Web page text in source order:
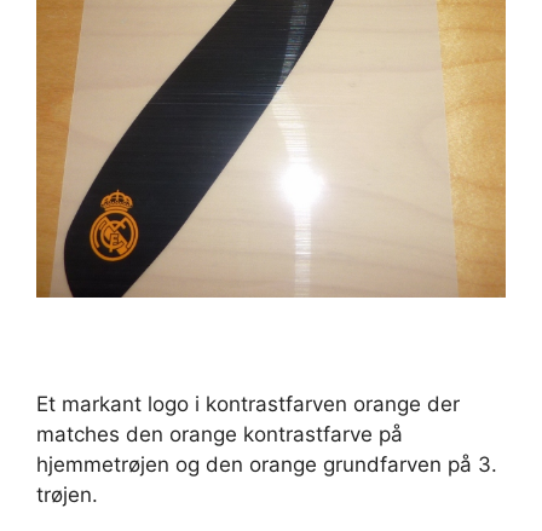
Et markant logo i kontrastfarven orange der
matches den orange kontrastfarve på
hjemmetrøjen og den orange grundfarven på 3.
trøjen.